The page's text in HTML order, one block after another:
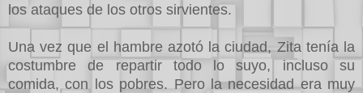
los ataques de los otros sirvientes.
Una vez que el hambre azotó la ciudad, Zita tenía la
costumbre de repartir todo lo suyo, incluso su
comida, con los pobres. Pero la necesidad era muy